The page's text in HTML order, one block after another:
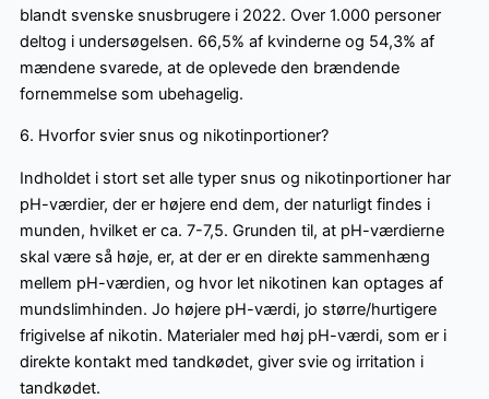
blandt svenske snusbrugere i 2022. Over 1.000 personer
deltog i undersøgelsen. 66,5% af kvinderne og 54,3% af
mændene svarede, at de oplevede den brændende
fornemmelse som ubehagelig.
6. Hvorfor svier snus og nikotinportioner?
Indholdet i stort set alle typer snus og nikotinportioner har
pH-værdier, der er højere end dem, der naturligt findes i
munden, hvilket er ca. 7-7,5. Grunden til, at pH-værdierne
skal være så høje, er, at der er en direkte sammenhæng
mellem pH-værdien, og hvor let nikotinen kan optages af
mundslimhinden. Jo højere pH-værdi, jo større/hurtigere
frigivelse af nikotin. Materialer med høj pH-værdi, som er i
direkte kontakt med tandkødet, giver svie og irritation i
tandkødet.